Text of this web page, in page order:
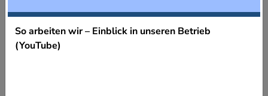
So arbeiten wir – Einblick in unseren Betrieb
(YouTube)